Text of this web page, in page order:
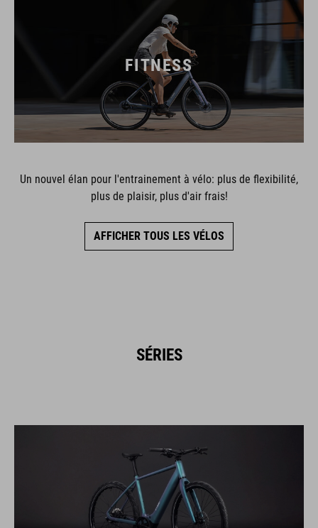
FITNESS
Un nouvel élan pour l'entrainement à vélo: plus de flexibilité,
plus de plaisir, plus d'air frais!
AFFICHER TOUS LES VÉLOS
SÉRIES